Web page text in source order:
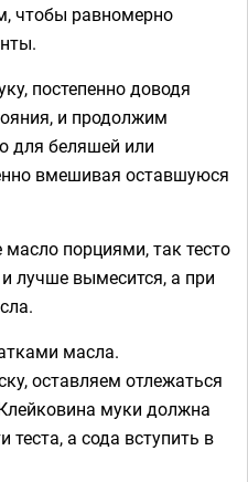
чтобы равномерно
постепенно доводя
и продолжим
для беляшей или
вмешивая оставшуюся
порциями, так тесто
лучше вымесится, а при
масла.
оставляем отлежаться
муки должна
теста, а сода вступить в